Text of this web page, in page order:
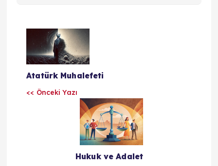
a
zAtatürk Muhalefeti
<< Önceki Yazı
Hukuk ve Adalet